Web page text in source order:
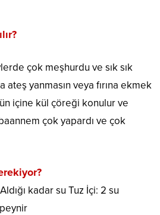
çok meşhurdu ve sık sık
ateş yanmasın veya fırına ekmek
içine kül çöreği konulur ve
çok yapardı ve çok
kadar su Tuz İçi: 2 su